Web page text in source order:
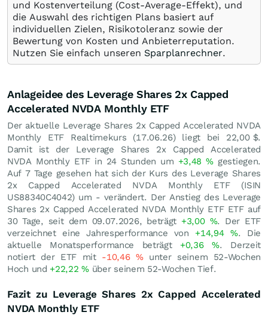
und Kostenverteilung (Cost-Average-Effekt), und
die Auswahl des richtigen Plans basiert auf
individuellen Zielen, Risikotoleranz sowie der
Bewertung von Kosten und Anbieterreputation.
Nutzen Sie einfach unseren Sparplanrechner.
Anlageidee des Leverage Shares 2x Capped
Accelerated NVDA Monthly ETF
Der aktuelle Leverage Shares 2x Capped Accelerated NVDA
Monthly ETF Realtimekurs (17.06.26) liegt bei 22,00 $.
Damit ist der Leverage Shares 2x Capped Accelerated
NVDA Monthly ETF in 24 Stunden um +3,48%gestiegen.
Auf 7 Tage gesehen hat sich der Kurs des Leverage Shares
2x Capped Accelerated NVDA Monthly ETF (ISIN
US88340C4042) um - verändert. Der Anstieg des Leverage
Shares 2x Capped Accelerated NVDA Monthly ETF ETF auf
30 Tage, seit dem 09.07.2026, beträgt +3,00 %. Der ETF
verzeichnet eine Jahresperformance von +14,94%. Die
aktuelle Monatsperformance beträgt +0,36%. Derzeit
notiert der ETF mit -10,46 %unter seinem 52-Wochen
Hoch und +22,22%über seinem 52-Wochen Tief.
Fazit zu Leverage Shares 2x Capped Accelerated
NVDA Monthly ETF